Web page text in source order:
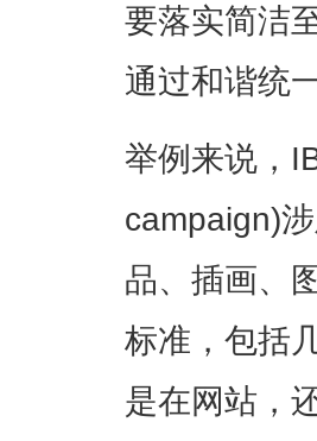
要落实简洁
通过和谐统
举例来说，
campaign)
品、插画、
标准，包括
是在网站，